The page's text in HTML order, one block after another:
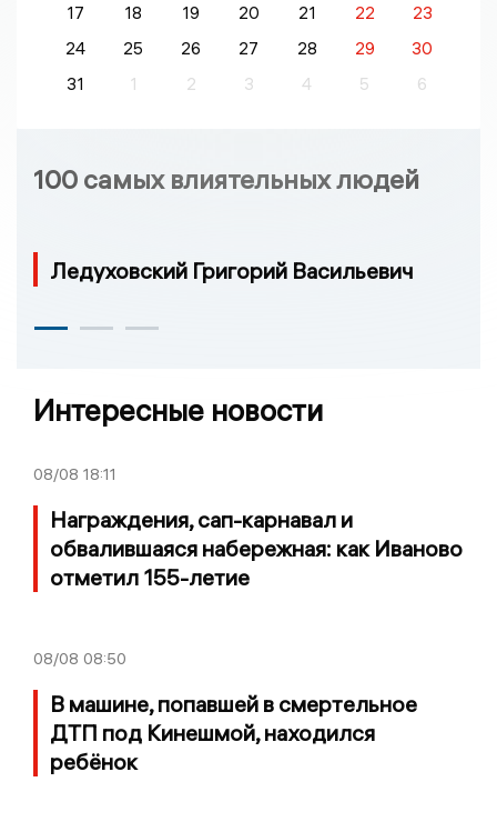
17
18 19 20 21 22
23
24
25 26 27 28 29
30
31
1 2 3 4 5 6
100 самых влиятельных людей
Ледуховский Григорий Васильевич
Интересные новости
08/08 18:11
Награждения, сап-карнавал и
обвалившаяся набережная: как Иваново
отметил 155-летие
08/08 08:50
В машине, попавшей в смертельное
ДТП под Кинешмой, находился
ребёнок